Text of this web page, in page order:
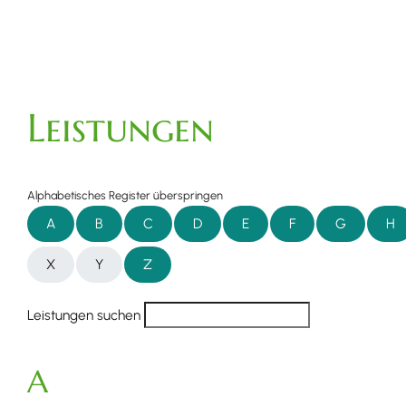
Leistungen
Alphabetisches Register überspringen
A B C D E F G H
X Y Z
Leistungen suchen
A